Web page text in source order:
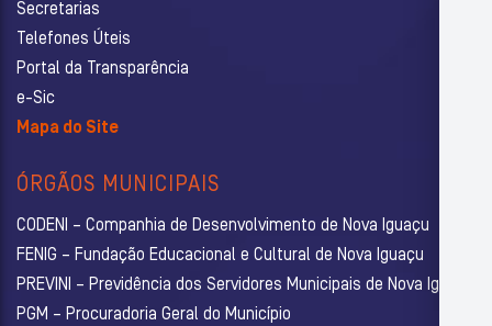
Secretarias
Telefones Úteis
Portal da Transparência
e-Sic
Mapa do Site
ÓRGÃOS MUNICIPAIS
CODENI – Companhia de Desenvolvimento de Nova Iguaçu
FENIG – Fundação Educacional e Cultural de Nova Iguaçu
PREVINI – Previdência dos Servidores Municipais de Nova Iguaçu
PGM – Procuradoria Geral do Município